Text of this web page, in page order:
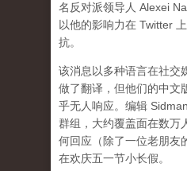
名反对派领导人 Alexei
以他的影响力在 Twitter
抗。
该消息以多种语言在社交
做了翻译，但他们的中文
乎无人响应。编辑
群组，大约覆盖面在数万
何回应（除了一位老朋友
在欢庆五一节小长假。